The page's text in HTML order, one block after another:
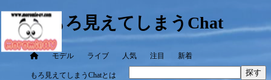
もろ見えてしまうChat
モデル ライブ 人気 注目 新着
もろ見えてしまうChatとは 探す